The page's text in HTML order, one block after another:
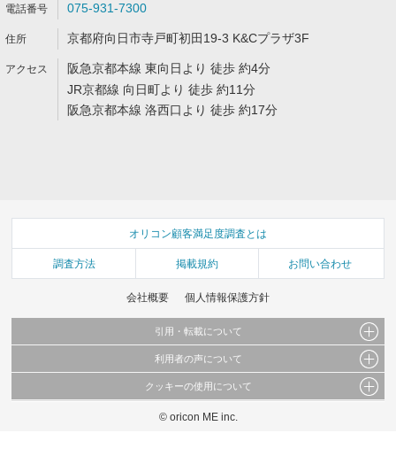
075-931-7300
京都府向日市寺戸町初田19-3 K&Cプラザ3F
阪急京都本線 東向日より 徒歩 約4分
JR京都線 向日町より 徒歩 約11分
阪急京都本線 洛西口より 徒歩 約17分
オリコン顧客満足度調査とは
調査方法 掲載規約 お問い合わせ
会社概要 個人情報保護方針
引用・転載について
当サイトで公開されている情報（文字、写真、イラスト、画像データ等）及びこれらの配
これらの情報を権利者の許可なく無断転載・複製などの二次利用を行うことは固く禁じて
利用者の声について
当サイトに掲載している内容はすべてサービスの利用者が提出された見解・感想です。
弊社の見解・ 意見ではないことをご理解いただいた上でご覧ください。
クッキーの使用について
このサイトでは Cookie を使用して、ユーザーに合わせたコンテンツや広告の表示、ソー
© oricon ME inc.